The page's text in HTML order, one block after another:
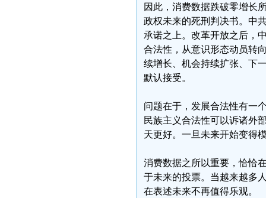
因此，消费数据跌破零增长
政权未来的死刑判决书。中
承诺之上。改革开放之后，
合法性，从意识形态动员转
续增长、机会持续扩张、下
默认接受。
问题在于，发展合法性有一
民族主义合法性可以诉诸外
天更好。一旦未来开始变得
消费数据之所以重要，恰恰
于未来的投票。当越来越多
在表述未来不再值得乐观。